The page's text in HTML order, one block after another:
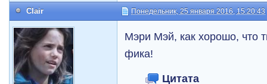
Clair Понедельник, 25 января 2016, 15:20:43
Мэри Мэй, как хорошо, что
фика!
Цитата